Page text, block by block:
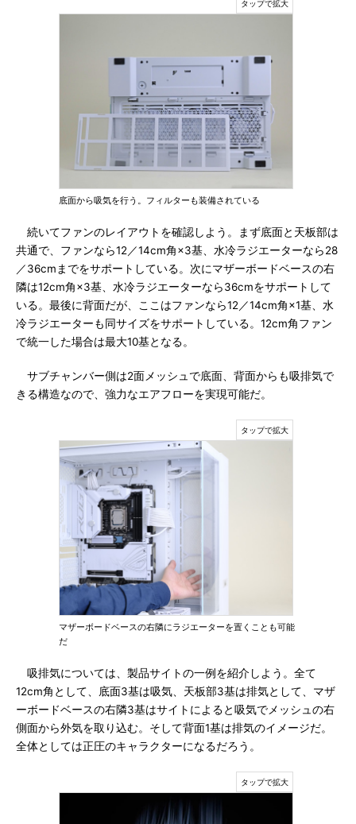
底面から吸気を行う。フィルターも装備されている
続いてファンのレイアウトを確認しよう。まず底面と天板部は
共通で、ファンなら12／14cm角×3基、水冷ラジエーターなら28
／36cmまでをサポートしている。次にマザーボードベースの右
隣は12cm角×3基、水冷ラジエーターなら36cmをサポートして
いる。最後に背面だが、ここはファンなら12／14cm角×1基、水
冷ラジエーターも同サイズをサポートしている。12cm角ファン
で統一した場合は最大10基となる。
サブチャンバー側は2面メッシュで底面、背面からも吸排気で
きる構造なので、強力なエアフローを実現可能だ。
マザーボードベースの右隣にラジエーターを置くことも可能
だ
吸排気については、製品サイトの一例を紹介しよう。全て
12cm角として、底面3基は吸気、天板部3基は排気として、マザ
ーボードベースの右隣3基はサイトによると吸気でメッシュの右
側面から外気を取り込む。そして背面1基は排気のイメージだ。
全体としては正圧のキャラクターになるだろう。